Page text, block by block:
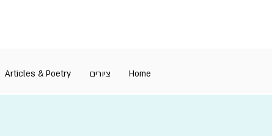
Home ציורים Articles & Poetry